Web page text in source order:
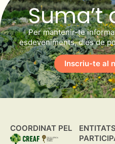
Per mantenir-te
esdeveniments, dies de
Inscriu-te al
COORDINAT PEL
ENTITATS